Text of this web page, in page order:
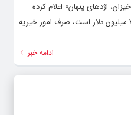
اژدهای پنهان» اعلام کرده
است که همه ثروت خود که بالغ بر ۷۱۴ میلیون دلار است، صرف امور خیریه
ادامه خبر